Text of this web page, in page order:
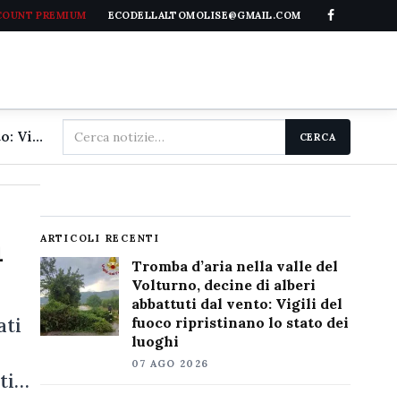
PREMIUM ECODELLALTOMOLISE@GMAIL.COM
Tromba d'aria nella valle del Volturno, decine di alberi abbattuti dal vento: Vigili del fuoco ripristinano lo stato dei luoghi
Cerca
nel
CERCA
ARTICOLI RECENTI
Tromba d’aria nella valle del
Volturno, decine di alberi
abbattuti dal vento: Vigili del
fuoco ripristinano lo stato dei
luoghi
07 AGO 2026